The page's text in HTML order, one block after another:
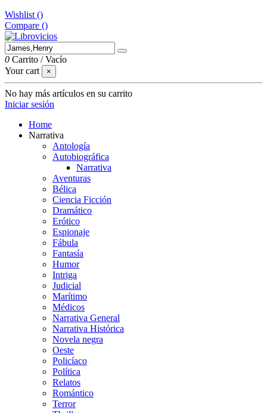
Wishlist ()
Compare ()
0 Carrito /Vacío
Your cart
×
No hay más artículos en su carrito
Iniciar sesión
Home
Narrativa
Antología
Autobiográfica
Narrativa
Aventuras
Bélica
Ciencia Ficción
Dramático
Erótico
Espionaje
Fábula
Fantasía
Humor
Intriga
Judicial
Marítimo
Médicos
Narrativa General
Narrativa Histórica
Novela negra
Oeste
Policíaco
Política
Relatos
Romántico
Terror